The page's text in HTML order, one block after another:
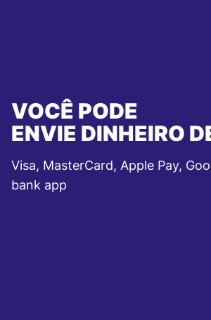
VOCÊ PODE
ENVIE DINHEIRO
Visa, MasterCard, Apple Pay,
bank app